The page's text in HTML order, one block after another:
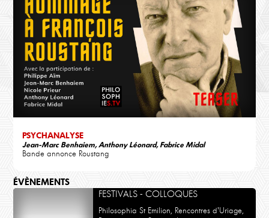
PSYCHANALYSE
Jean-Marc Benhaiem, Anthony Léonard, Fabrice Midal
Bande annonce Roustang
ÉVÈNEMENTS
FESTIVALS - COLLOQUES
Philosophia St Emilion, Rencontres d'Uriage,